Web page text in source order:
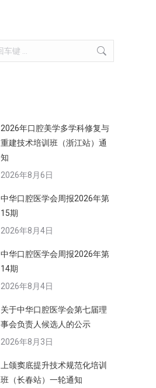
2026年口腔美学多学科修复与
重建技术培训班（浙江站）通
知
2026年8月6日
中华口腔医学会周报2026年第
15期
2026年8月4日
中华口腔医学会周报2026年第
14期
2026年8月4日
关于中华口腔医学会第七届理
事会负责人候选人的公示
2026年8月3日
上颌窦底提升技术规范化培训
班（长春站）一轮通知